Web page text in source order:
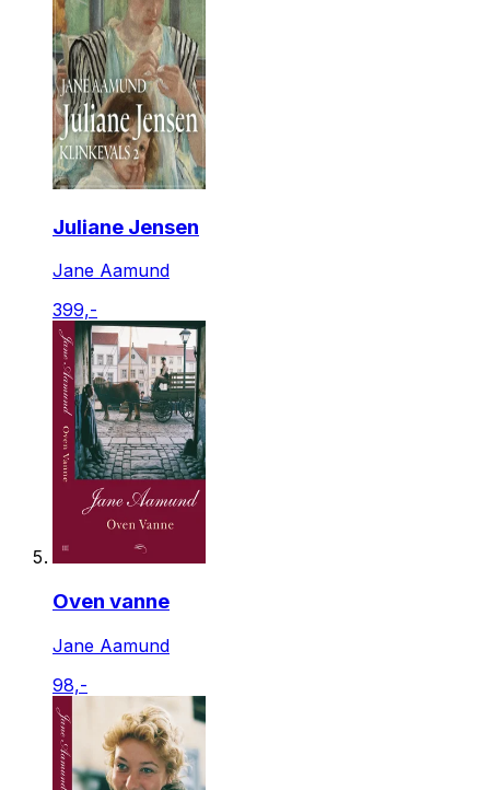
Juliane Jensen
Jane Aamund
399,-
Oven vanne
Jane Aamund
98,-